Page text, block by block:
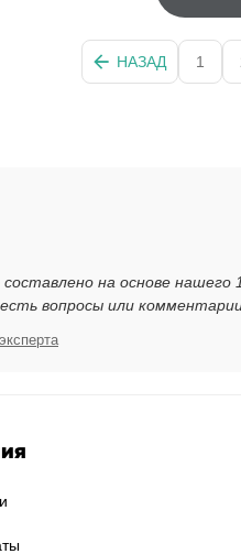
НАЗАД 1
на основе
вопросы или